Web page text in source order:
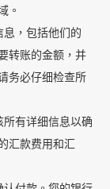
。
，包括他们的
转账的金额，并
务必仔细检查所
有详细信息以确
汇款费用和汇